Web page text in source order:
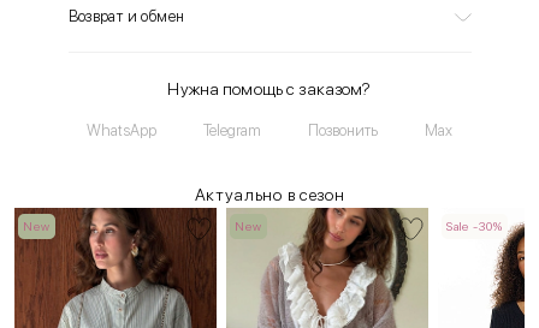
Возврат и обмен
Нужна помощь с заказом?
WhatsApp Telegram Позвонить Max
Актуально в сезон
New New Sale -30%